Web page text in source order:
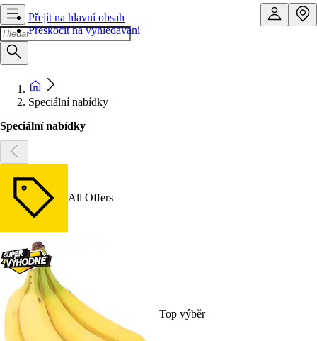
Přejít na hlavní obsah
Přeskočit na vyhledávání
Speciální nabídky
Speciální nabídky
All Offers
Top výběr